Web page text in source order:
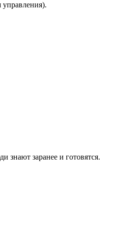
знают заранее и готовятся.